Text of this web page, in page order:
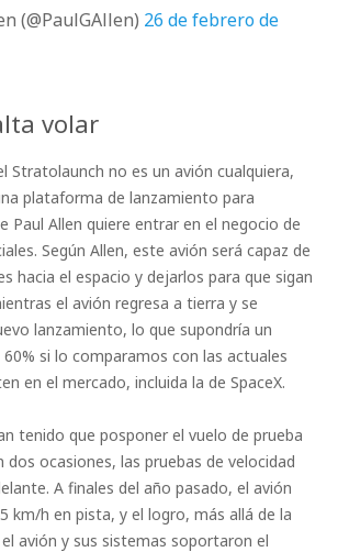
(@PaulGAllen) 26 de febrero de
volar
Stratolaunch no es un avión cualquiera,
plataforma de lanzamiento para
Paul Allen quiere entrar en el negocio de
Según Allen, este avión será capaz de
hacia el espacio y dejarlos para que sigan
el avión regresa a tierra y se
lanzamiento, lo que supondría un
si lo comparamos con las actuales
en el mercado, incluida la de SpaceX.
tenido que posponer el vuelo de prueba
dos ocasiones, las pruebas de velocidad
A finales del año pasado, el avión
km/h en pista, y el logro, más allá de la
avión y sus sistemas soportaron el